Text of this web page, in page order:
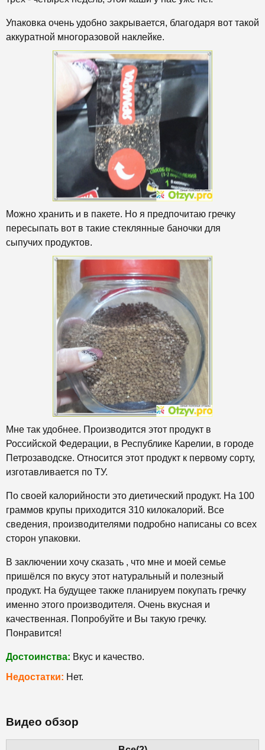
Упаковка очень удобно закрывается, благодаря вот такой
аккуратной многоразовой наклейке.
Можно хранить и в пакете. Но я предпочитаю гречку
пересыпать вот в такие стеклянные баночки для
сыпучих продуктов.
Мне так удобнее. Производится этот продукт в
Российской Федерации, в Республике Карелии, в городе
Петрозаводске. Относится этот продукт к первому сорту,
изготавливается по ТУ.
По своей калорийности это диетический продукт. На 100
граммов крупы приходится 310 килокалорий. Все
сведения, производителями подробно написаны со всех
сторон упаковки.
В заключении хочу сказать , что мне и моей семье
пришёлся по вкусу этот натуральный и полезный
продукт. На будущее также планируем покупать гречку
именно этого производителя. Очень вкусная и
качественная. Попробуйте и Вы такую гречку.
Понравится!
Достоинства: Вкус и качество.
Недостатки: Нет.
Видео обзор